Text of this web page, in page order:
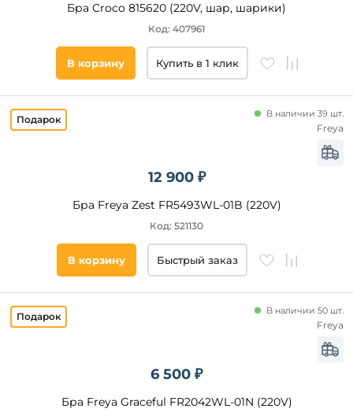
Бра Croco 815620 (220V, шар, шарики)
Код: 407961
В корзину Купить в 1 клик
12 900 ₽
Бра Freya Zest FR5493WL-01B (220V)
В наличии 39 шт.
Код: 521130
Freya
В корзину Быстрый заказ
6 500 ₽
Бра Freya Graceful FR2042WL-01N (220V)
В наличии 50 шт.
Freya